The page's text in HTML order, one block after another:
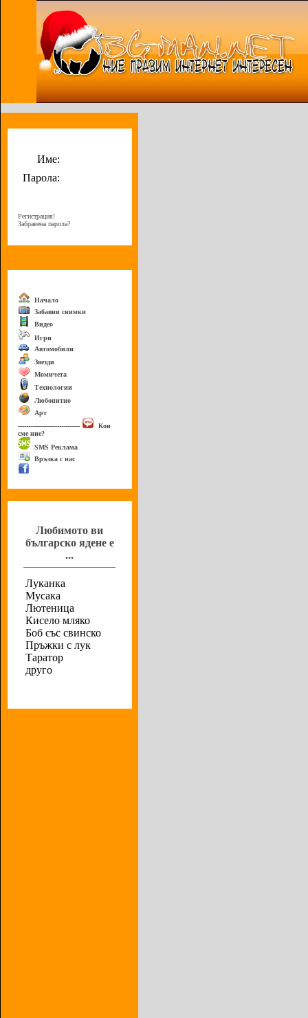
Име:
Парола:
Регистрация!
Забравена парола?
Начало
Забавни снимки
Видео
Игри
Автомобили
Звезди
Момичета
Технологии
Любопитно
Арт
------------------------------
Кои
сме ние?
SMS Реклама
Връзка с нас
Любимото ви
българско ядене е
...
Луканка
Мусака
Лютеница
Кисело мляко
Боб със свинско
Пръжки с лук
Таратор
друго